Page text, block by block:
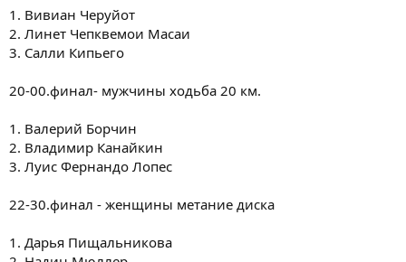
1. Вивиан Черуйот
2. Линет Чепквемои Масаи
3. Салли Кипьего
20-00.финал- мужчины ходьба 20 км.
1. Валерий Борчин
2. Владимир Канайкин
3. Луис Фернандо Лопес
22-30.финал - женщины метание диска
1. Дарья Пищальникова